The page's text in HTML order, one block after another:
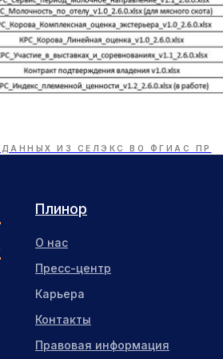
ИЗ СЕЛЭКС ВО ФГИАС ПР
Плинор
О нас
Пресс-центр
Карьера
Контакты
Правовая информация